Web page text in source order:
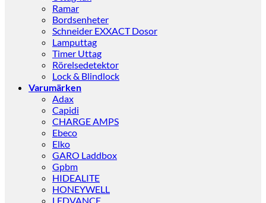
Ramar
Bordsenheter
Schneider EXXACT Dosor
Lamputtag
Timer Uttag
Rörelsedetektor
Lock & Blindlock
Varumärken
Adax
Capidi
CHARGE AMPS
Ebeco
Elko
GARO Laddbox
Gpbm
HIDEALITE
HONEYWELL
LEDVANCE